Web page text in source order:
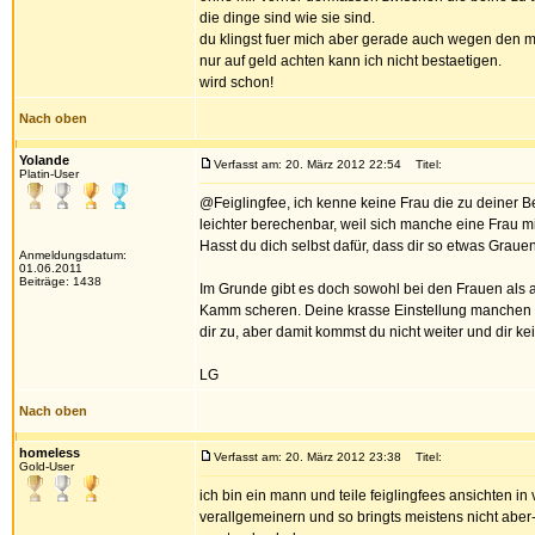
die dinge sind wie sie sind.
du klingst fuer mich aber gerade auch wegen den
nur auf geld achten kann ich nicht bestaetigen.
wird schon!
Nach oben
Yolande
Platin-User
Anmeldungsdatum:
01.06.2011
Beiträge: 1438
Verfasst am: 20. März 2012 22:54 Titel:
@Feiglingfee, ich kenne keine Frau die zu deiner
leichter berechenbar, weil sich manche eine Frau
Hasst du dich selbst dafür, dass dir so etwas
Im Grunde gibt es doch sowohl bei den Frauen
Kamm scheren. Deine krasse Einstellung
dir zu, aber damit kommst du nicht weiter und dir
LG
Nach oben
homeless
Gold-User
Verfasst am: 20. März 2012 23:38 Titel:
ich bin ein mann und teile feiglingfees ansichten
verallgemeinern und so bringts meistens nicht